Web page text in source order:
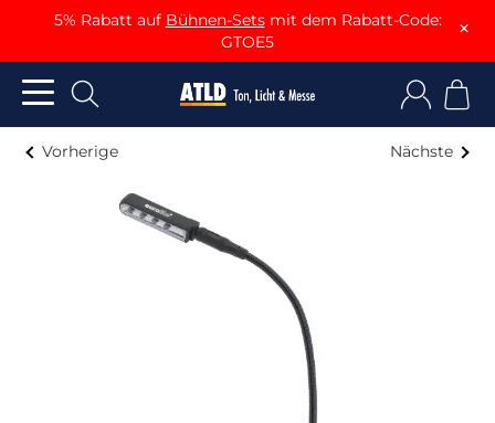
5% Rabatt auf Bühnen-Setsmit dem Rabatt-Code:
GTOE5
×
Vorherige Nächste